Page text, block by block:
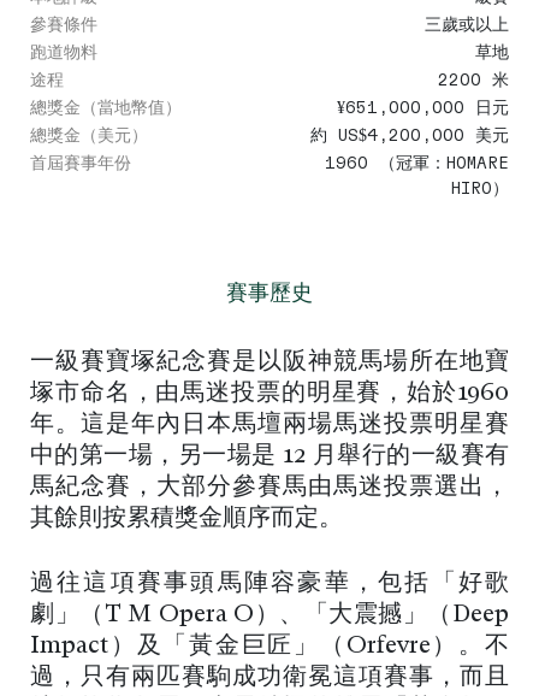
參賽條件
三歲或以上
跑道物料
草地
途程
2200 米
總獎金（當地幣值）
¥651,000,000 日元
總獎金（美元）
約 US$4,200,000 美元
首屆賽事年份
1960 （冠軍：HOMARE
HIRO）
賽事歷史
一級賽寶塚紀念賽是以阪神競馬場所在地寶
塚市命名，由馬迷投票的明星賽，始於1960
年。這是年內日本馬壇兩場馬迷投票明星賽
中的第一場，另一場是 12 月舉行的一級賽有
馬紀念賽，大部分參賽馬由馬迷投票選出，
其餘則按累積獎金順序而定。
過往這項賽事頭馬陣容豪華，包括「好歌
劇」（T M Opera O）、「大震撼」（Deep
Impact）及「黃金巨匠」（Orfevre）。不
過，只有兩匹賽駒成功衛冕這項賽事，而且